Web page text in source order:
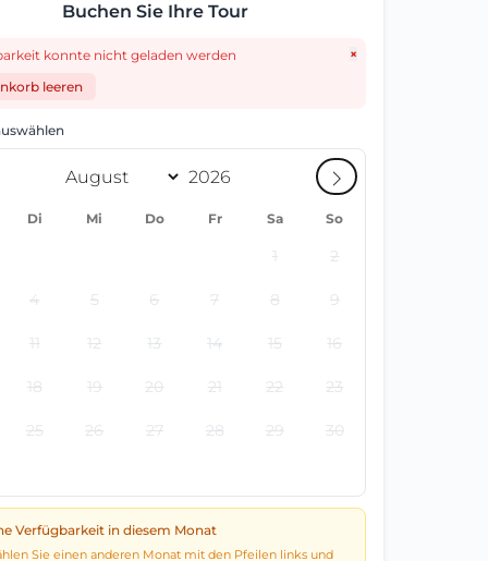
Buchen Sie Ihre Tour
konnte nicht geladen werden
×
leeren
Di Mi Do Fr Sa So
1 2
4 5 6 7 8 9
11 12 13 14 15 16
18 19 20 21 22 23
25 26 27 28 29 30
Verfügbarkeit in diesem Monat
Sie einen anderen Monat mit den Pfeilen links und